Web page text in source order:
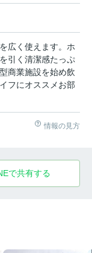
広く使えます。ホ
引く清潔感たっぷ
商業施設を始め飲
フにオススメお部
情報の見方
で共有する